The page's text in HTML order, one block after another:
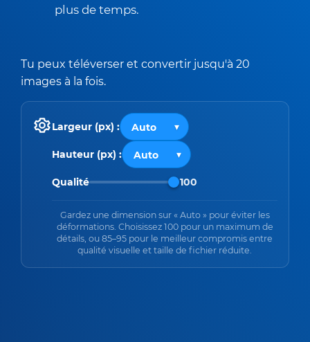
plus de temps.
Tu peux téléverser et convertir jusqu'à 20
images à la fois.
Largeur (px) :
Hauteur (px) :
Qualité 100
Gardez une dimension sur « Auto » pour éviter les
déformations. Choisissez 100 pour un maximum de
détails, ou 85–95 pour le meilleur compromis entre
qualité visuelle et taille de fichier réduite.